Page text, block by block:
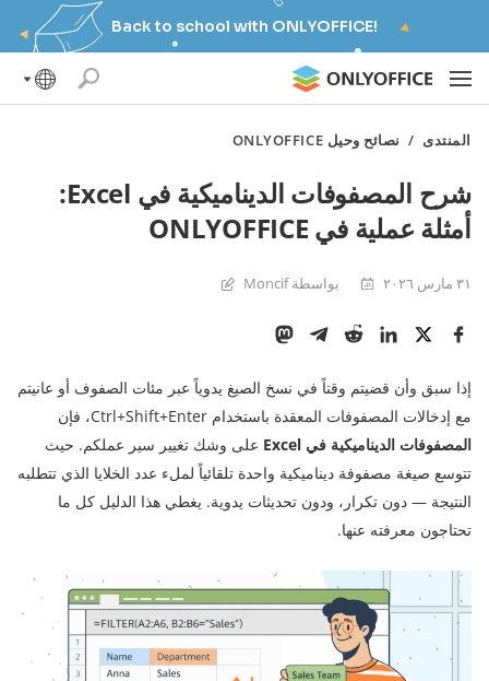
Back to school with ONLYOFFICE!
المنتدى / نصائح وحيل ONLYOFFICE
شرح المصفوفات الديناميكية في Excel:
أمثلة عملية في ONLYOFFICE
٣١ مارس ٢٠٢٦ بواسطة Moncif
إذا سبق وأن قضيتم وقتاً في نسخ الصيغ يدوياً عبر مئات الصفوف أو عانيتم
مع إدخالات المصفوفات المعقدة باستخدام Ctrl+Shift+Enter، فإن
المصفوفات الديناميكية في Excel
على وشك تغيير سير عملكم. حيث
تتوسع صيغة مصفوفة ديناميكية واحدة تلقائياً لملء عدد الخلايا الذي تتطلبه
النتيجة — دون تكرار، ودون تحديثات يدوية. يغطي هذا الدليل كل ما
تحتاجون معرفته عنها.